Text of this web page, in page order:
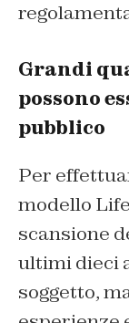
Grandi
possono
pubblico
Per
modello
scansione
ultimi dieci
soggetto,